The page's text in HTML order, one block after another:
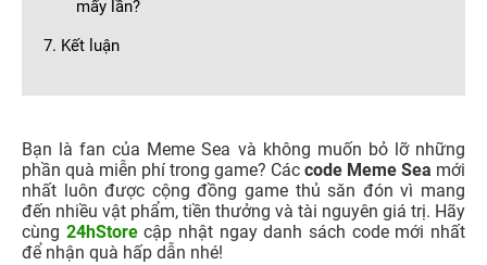
mấy lần?
7. Kết luận
Bạn là fan của Meme Sea và không muốn bỏ lỡ những
phần quà miễn phí trong game? Các code Meme Sea mới
nhất luôn được cộng đồng game thủ săn đón vì mang
đến nhiều vật phẩm, tiền thưởng và tài nguyên giá trị. Hãy
cùng 24hStore cập nhật ngay danh sách code mới nhất
để nhận quà hấp dẫn nhé!